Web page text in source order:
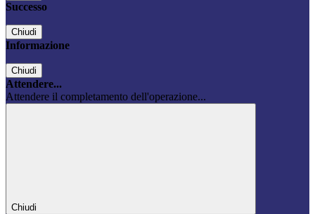
Successo
Chiudi
Informazione
Chiudi
Attendere...
Attendere il completamento dell'operazione...
Chiudi